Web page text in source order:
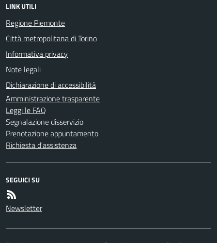
LINK UTILI
Regione Piemonte
Città metropolitana di Torino
Informativa privacy
Note legali
Dichiarazione di accessibilità
Amministrazione trasparente
Leggi le FAQ
Segnalazione disservizio
Prenotazione appuntamento
Richiesta d'assistenza
SEGUICI SU
Newsletter